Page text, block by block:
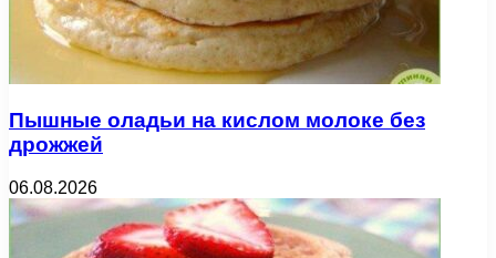
Пышные оладьи на кислом молоке без
дрожжей
06.08.2026